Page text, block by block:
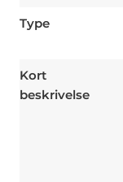
Type
Kort
beskrivelse